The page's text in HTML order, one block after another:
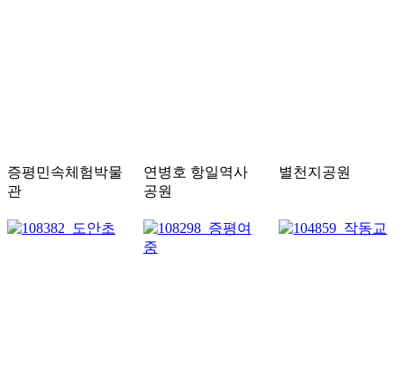
증평민속체험박물
관
연병호 항일역사
공원
별천지공원